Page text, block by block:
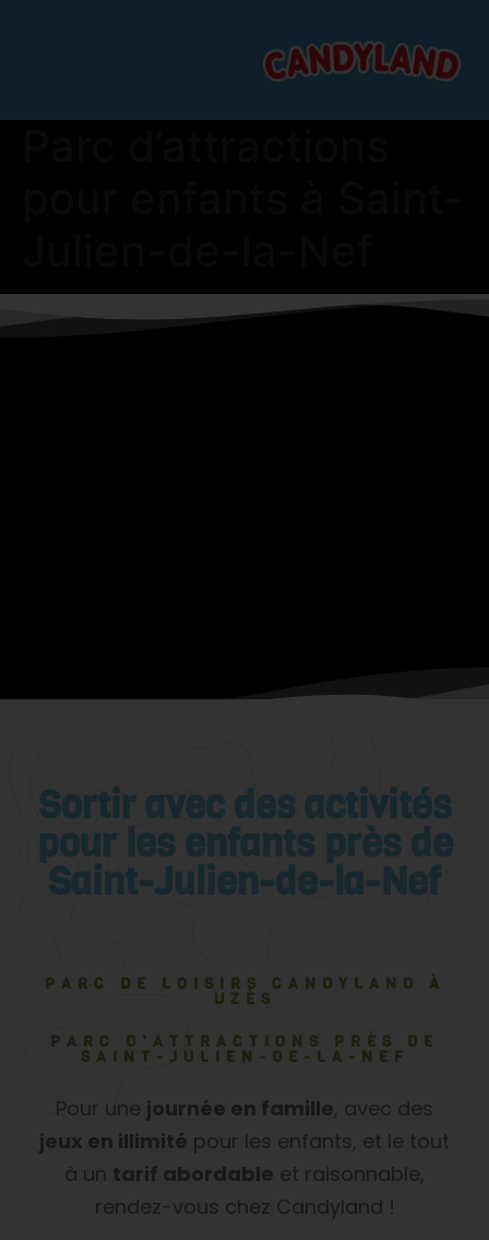
Sortir avec des activités
pour les enfants près de
Saint-Julien-de-la-Nef
PARC DE LOISIRS CANDYLAND À
UZÈS
PARC D’ATTRACTIONS PRÈS DE
SAINT-JULIEN-DE-LA-NEF
Pour une journée en famille, avec des
jeux en illimité pour les enfants, et le tout
à un tarif abordable et raisonnable,
rendez-vous chez Candyland !